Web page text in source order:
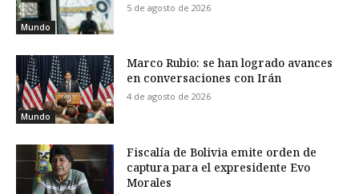
Mundo
5 de agosto de 2026
Mundo
Marco Rubio: se han logrado avances
en conversaciones con Irán
4 de agosto de 2026
Fiscalía de Bolivia emite orden de
captura para el expresidente Evo
Morales